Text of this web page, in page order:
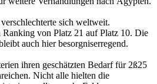
sich weltweit.
Ranking von Platz 21 auf Platz 10. Die
auch hier besorgniserregend.
ihren geschätzten Bedarf für 2ß25
Nicht alle hielten die